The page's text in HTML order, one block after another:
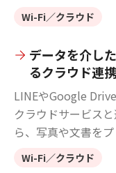
Wi-Fi／クラウド
データを介し
るクラウド連
LINEやGoogle
クラウドサービス
ら、写真や文書をプ
Wi-Fi／クラウド